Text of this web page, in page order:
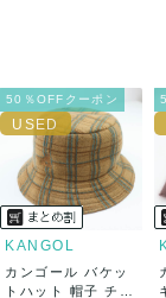
送料：¥1,650
出荷目安：5営
出荷予定日：な
兵庫県から出荷
50％OFFクーポン
KANGOL
カンゴール バケッ
トハット 帽子 チェ